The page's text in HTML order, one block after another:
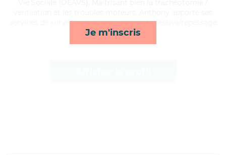
Je m'inscris
services de surveillance de nuit, activités, lessive/repassage
et toilette/habillage*